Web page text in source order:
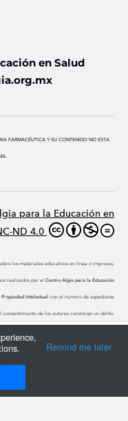
en Salud
FARMACÉUTICA Y SU CONTENIDO NO ESTA
para la Educación en
ND 4.0
los materiales educativos en línea o impresos,
realizados por el Centro Algia para la Educación
Intelectual con el número de expediente
de los autores constituye un delito.
Remind me later